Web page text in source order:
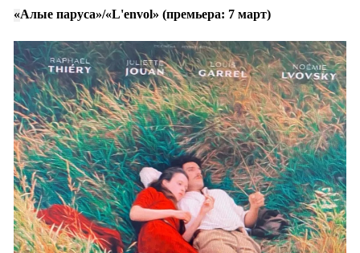
«Алые паруса»/«L'envol» (премьера: 7 март)